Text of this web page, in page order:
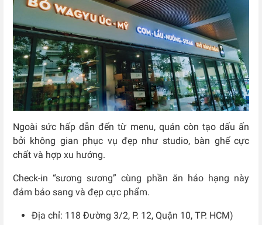
Ngoài sức hấp dẫn đến từ menu, quán còn tạo dấu ấn
bởi không gian phục vụ đẹp như studio, bàn ghế cực
chất và hợp xu hướng.
Check-in “sương sương” cùng phần ăn hảo hạng này
đảm bảo sang và đẹp cực phẩm.
Địa chỉ: 118 Đường 3/2, P. 12, Quận 10, TP. HCM)